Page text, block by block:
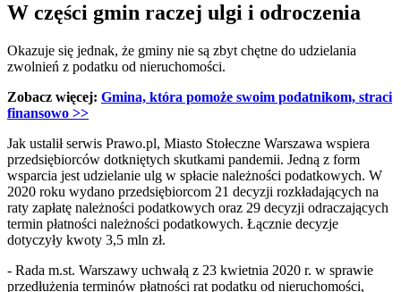
W części gmin raczej ulgi i odroczenia
Okazuje się jednak, że gminy nie są zbyt chętne do udzielania
zwolnień z podatku od nieruchomości.
Zobacz więcej: Gmina, która pomoże swoim podatnikom, straci
finansowo >>
Jak ustalił serwis Prawo.pl, Miasto Stołeczne Warszawa wspiera
przedsiębiorców dotkniętych skutkami pandemii. Jedną z form
wsparcia jest udzielanie ulg w spłacie należności podatkowych. W
2020 roku wydano przedsiębiorcom 21 decyzji rozkładających na
raty zapłatę należności podatkowych oraz 29 decyzji odraczających
termin płatności należności podatkowych. Łącznie decyzje
dotyczyły kwoty 3,5 mln zł.
- Rada m.st. Warszawy uchwałą z 23 kwietnia 2020 r. w sprawie
przedłużenia terminów płatności rat podatku od nieruchomości,